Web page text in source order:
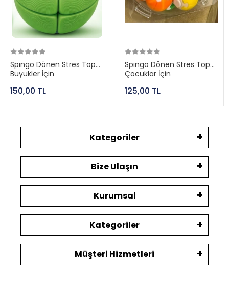
Spıngo Dönen Stres Topu
Büyükler İçin
150,00 TL
Spıngo Dönen Stres Topu
Çocuklar İçin
125,00 TL
Kategoriler
Bize Ulaşın
Kurumsal
Kategoriler
Müşteri Hizmetleri